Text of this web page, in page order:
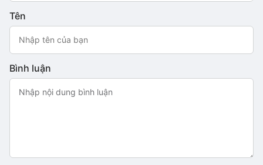
Tên
Bình luận